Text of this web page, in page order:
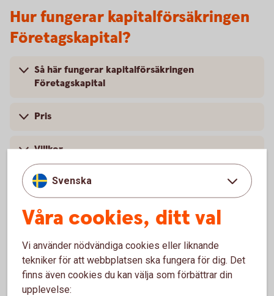
Hur fungerar kapitalförsäkringen
Företagskapital?
Så här fungerar kapitalförsäkringen
Företagskapital
Pris
Villkor
Placeringar
Placera dinapengar
Möjliga placeringar inomdepå
Svenska
Våra cookies, ditt val
Vi använder nödvändiga cookies eller liknande
tekniker för att webbplatsen ska fungera för dig. Det
finns även cookies du kan välja som förbättrar din
upplevelse: